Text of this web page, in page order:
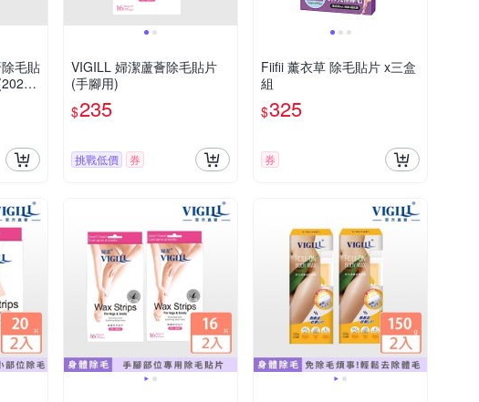
毛貼
VIGILL 婦潔蘆薈除毛貼片
(手腳用)
$235
挑戰低價 券
Fiifii 薰衣草 除毛貼片 x三盒
組
$325
券